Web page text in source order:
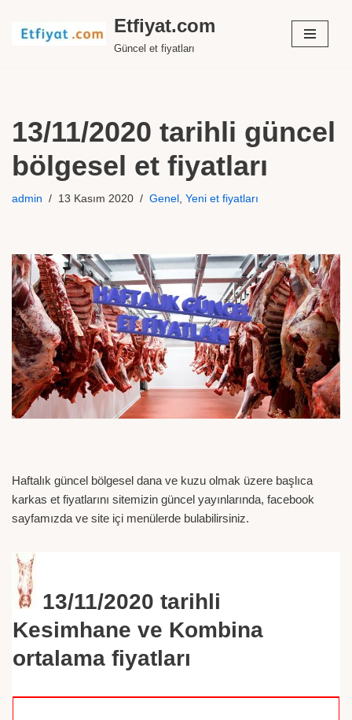
İçeriğe
Etfiyat.com
Güncel et fiyatları
13/11/2020 tarihli güncel
bölgesel et fiyatları
admin 13 Kasım 2020 Genel , Yeni et fiyatları
Haftalık güncel bölgesel dana ve kuzu olmak üzere başlıca
karkas et fiyatlarını sitemizin güncel yayınlarında, facebook
sayfamızda ve site içi menülerde bulabilirsiniz.
13/11/2020 tarihli
Kesimhane ve Kombina
ortalama fiyatları